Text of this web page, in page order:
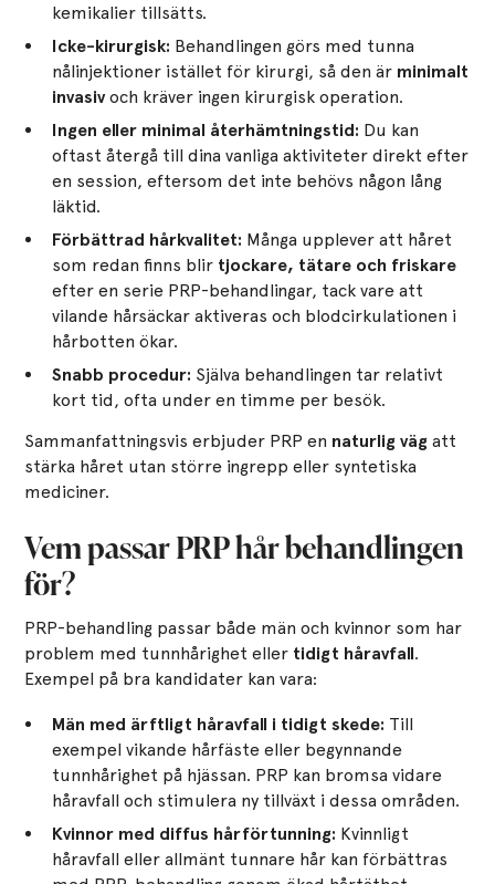
kemikalier tillsätts.
Icke-kirurgisk: Behandlingen görs med tunna
nålinjektioner istället för kirurgi, så den är minimalt
invasivoch kräver ingen kirurgisk operation.
Ingen eller minimal återhämtningstid: Du kan
oftast återgå till dina vanliga aktiviteter direkt efter
en session, eftersom det inte behövs någon lång
läktid.
Förbättrad hårkvalitet: Många upplever att håret
som redan finns blir tjockare, tätare och friskare
efter en serie PRP-behandlingar, tack vare att
vilande hårsäckar aktiveras och blodcirkulationen i
hårbotten ökar.
Snabb procedur: Själva behandlingen tar relativt
kort tid, ofta under en timme per besök.
Sammanfattningsvis erbjuder PRP en naturlig väg att
stärka håret utan större ingrepp eller syntetiska
mediciner.
Vem passar PRP hår behandlingen
för?
PRP-behandling passar både män och kvinnor som har
problem med tunnhårighet eller tidigt håravfall.
Exempel på bra kandidater kan vara:
Män med ärftligt håravfall i tidigt skede: Till
exempel vikande hårfäste eller begynnande
tunnhårighet på hjässan. PRP kan bromsa vidare
håravfall och stimulera ny tillväxt i dessa områden.
Kvinnor med diffus hårförtunning: Kvinnligt
håravfall eller allmänt tunnare hår kan förbättras